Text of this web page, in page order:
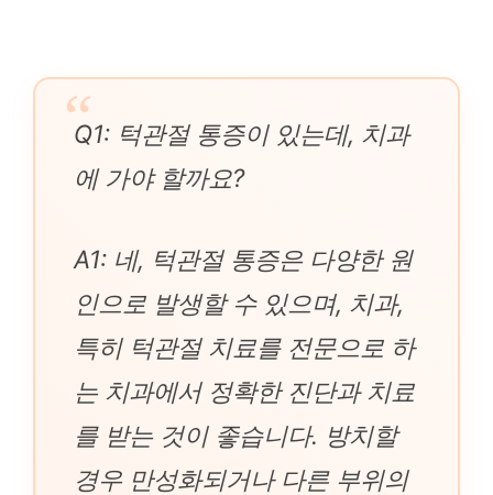
Q1: 턱관절 통증이 있는데, 치과
에 가야 할까요?
A1: 네, 턱관절 통증은 다양한 원
인으로 발생할 수 있으며, 치과,
특히 턱관절 치료를 전문으로 하
는 치과에서 정확한 진단과 치료
를 받는 것이 좋습니다. 방치할
경우 만성화되거나 다른 부위의